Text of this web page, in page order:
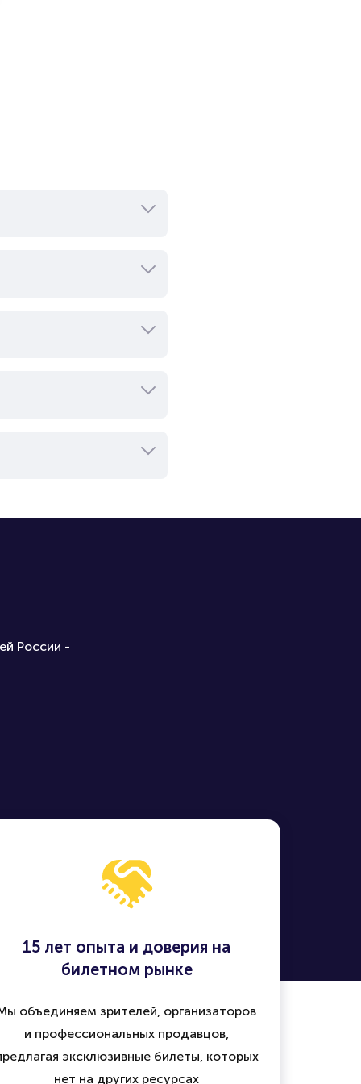
России -
15 лет опыта и доверия на
билетном рынке
объединяем зрителей, организаторов
и профессиональных продавцов,
эксклюзивные билеты, которых
нет на других ресурсах